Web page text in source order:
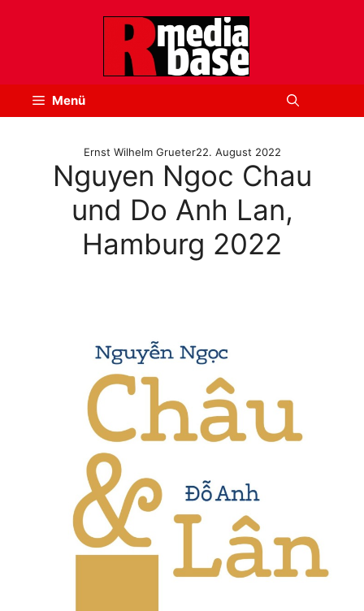
Menü
Ernst Wilhelm Grueter22. August 2022
Nguyen Ngoc Chau
und Do Anh Lan,
Hamburg 2022